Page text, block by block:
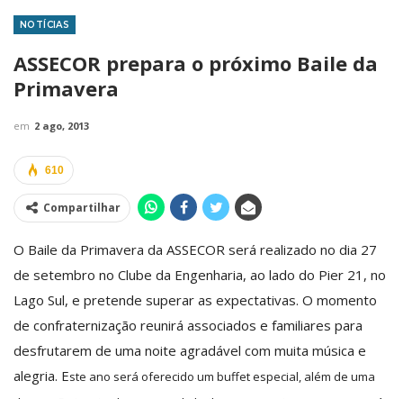
NOTÍCIAS
ASSECOR prepara o próximo Baile da
Primavera
em 2 ago, 2013
610
Compartilhar
O Baile da Primavera da ASSECOR será realizado no dia 27
de setembro no Clube da Engenharia, ao lado do Pier 21, no
Lago Sul, e pretende superar as expectativas. O momento
de confraternização reunirá associados e familiares para
desfrutarem de uma noite agradável com muita música e
alegria. Este ano será oferecido um buffet especial, além de uma